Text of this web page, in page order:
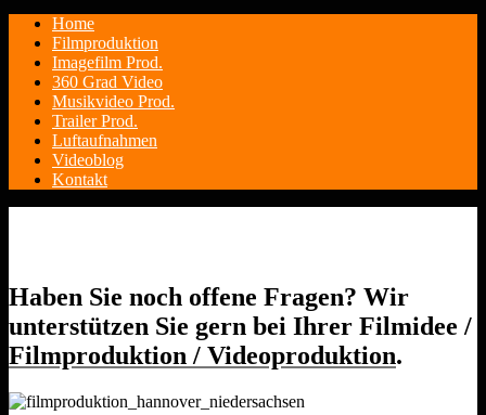
Home
Filmproduktion
Imagefilm Prod.
360 Grad Video
Musikvideo Prod.
Trailer Prod.
Luftaufnahmen
Videoblog
Kontakt
Haben Sie noch offene Fragen? Wir
unterstützen Sie gern bei Ihrer Filmidee /
Filmproduktion / Videoproduktion.